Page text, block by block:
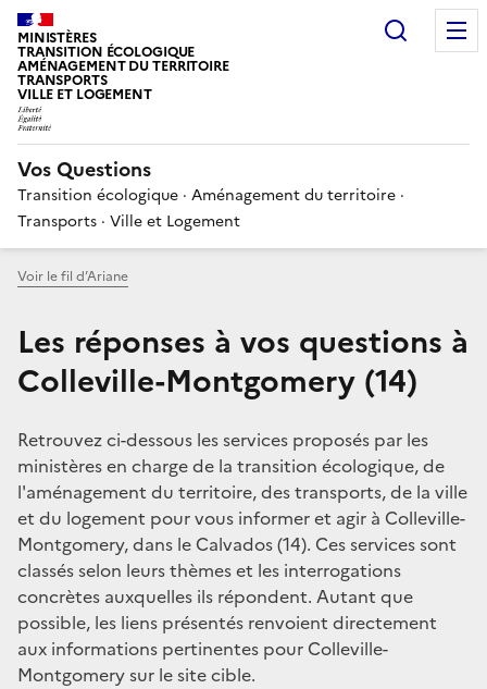
MINISTÈRES
TRANSITION ÉCOLOGIQUE
AMÉNAGEMENT DU TERRITOIRE
TRANSPORTS
VILLE ET LOGEMENT
Vos Questions
Transition écologique · Aménagement du territoire ·
Transports · Ville et Logement
Voir le fil d’Ariane
Les réponses à vos questions à
Colleville-Montgomery (14)
Retrouvez ci-dessous les services proposés par les
ministères en charge de la transition écologique, de
l'aménagement du territoire, des transports, de la ville
et du logement pour vous informer et agir à Colleville-
Montgomery, dans le Calvados (14). Ces services sont
classés selon leurs thèmes et les interrogations
concrètes auxquelles ils répondent. Autant que
possible, les liens présentés renvoient directement
aux informations pertinentes pour Colleville-
Montgomery sur le site cible.